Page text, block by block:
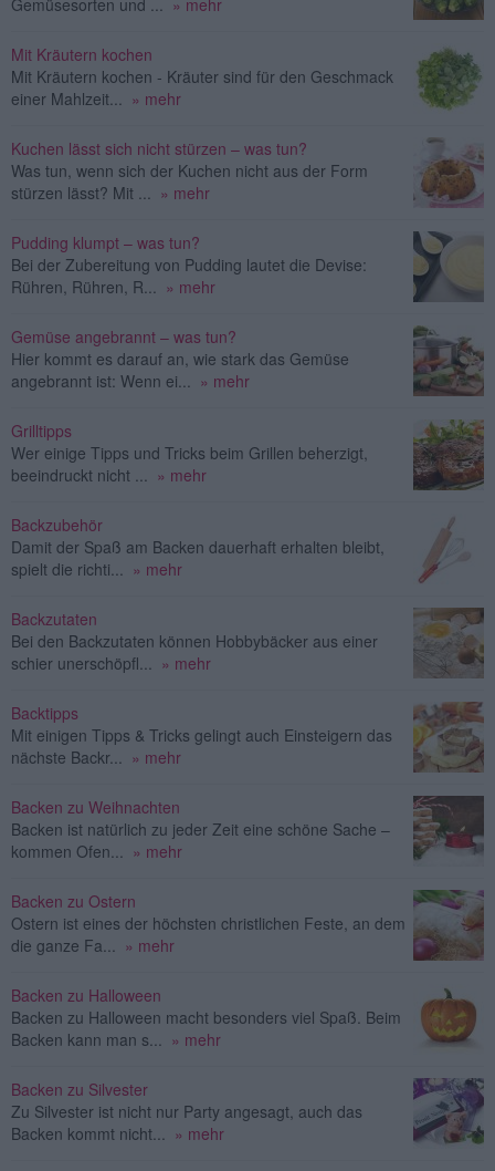
Gemüsesorten und ... » mehr
Mit Kräutern kochen
Mit Kräutern kochen - Kräuter sind für den Geschmack
einer Mahlzeit... » mehr
Kuchen lässt sich nicht stürzen – was tun?
Was tun, wenn sich der Kuchen nicht aus der Form
stürzen lässt? Mit ... » mehr
Pudding klumpt – was tun?
Bei der Zubereitung von Pudding lautet die Devise:
Rühren, Rühren, R... » mehr
Gemüse angebrannt – was tun?
Hier kommt es darauf an, wie stark das Gemüse
angebrannt ist: Wenn ei... » mehr
Grilltipps
Wer einige Tipps und Tricks beim Grillen beherzigt,
beeindruckt nicht ... » mehr
Backzubehör
Damit der Spaß am Backen dauerhaft erhalten bleibt,
spielt die richti... » mehr
Backzutaten
Bei den Backzutaten können Hobbybäcker aus einer
schier unerschöpfl... » mehr
Backtipps
Mit einigen Tipps & Tricks gelingt auch Einsteigern das
nächste Backr... » mehr
Backen zu Weihnachten
Backen ist natürlich zu jeder Zeit eine schöne Sache –
kommen Ofen... » mehr
Backen zu Ostern
Ostern ist eines der höchsten christlichen Feste, an dem
die ganze Fa... » mehr
Backen zu Halloween
Backen zu Halloween macht besonders viel Spaß. Beim
Backen kann man s... » mehr
Backen zu Silvester
Zu Silvester ist nicht nur Party angesagt, auch das
Backen kommt nicht... » mehr